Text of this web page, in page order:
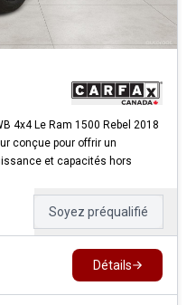
4x4 Le Ram 1500 Rebel 2018
conçue pour offrir un
et capacités hors
Soyez préqualifié
Détails